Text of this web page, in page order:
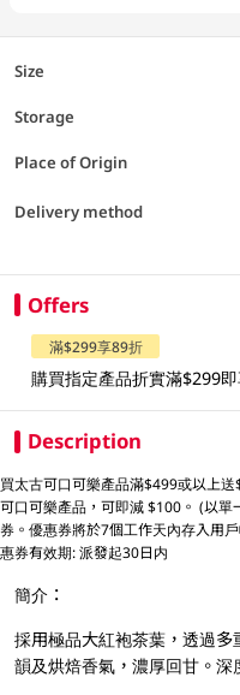
Size
Storage
Place of Origin
Delivery method
Offers
滿$299享89折
購買指定產品折實滿$299
Description
買太古可口可樂產品滿$499或以上
可口可樂產品，可即減 $100。 (以
券。優惠券將於7個工作天內存入用
惠券有效期: 派發起30日内
簡介：
採用極品大紅袍茶葉，透過
韻及烘焙香氣，濃厚回甘。深